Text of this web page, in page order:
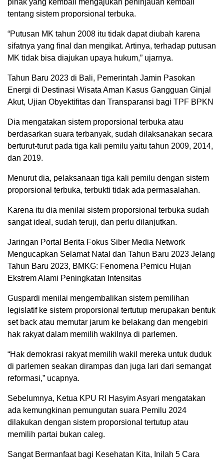
pihak yang kembali mengajukan peninjauan kembali
tentang sistem proporsional terbuka.
“Putusan MK tahun 2008 itu tidak dapat diubah karena
sifatnya yang final dan mengikat. Artinya, terhadap putusan
MK tidak bisa diajukan upaya hukum,” ujarnya.
Tahun Baru 2023 di Bali, Pemerintah Jamin Pasokan
Energi di Destinasi Wisata Aman Kasus Gangguan Ginjal
Akut, Ujian Obyektifitas dan Transparansi bagi TPF BPKN
Dia mengatakan sistem proporsional terbuka atau
berdasarkan suara terbanyak, sudah dilaksanakan secara
berturut-turut pada tiga kali pemilu yaitu tahun 2009, 2014,
dan 2019.
Menurut dia, pelaksanaan tiga kali pemilu dengan sistem
proporsional terbuka, terbukti tidak ada permasalahan.
Karena itu dia menilai sistem proporsional terbuka sudah
sangat ideal, sudah teruji, dan perlu dilanjutkan.
Jaringan Portal Berita Fokus Siber Media Network
Mengucapkan Selamat Natal dan Tahun Baru 2023 Jelang
Tahun Baru 2023, BMKG: Fenomena Pemicu Hujan
Ekstrem Alami Peningkatan Intensitas
Guspardi menilai mengembalikan sistem pemilihan
legislatif ke sistem proporsional tertutup merupakan bentuk
set back atau memutar jarum ke belakang dan mengebiri
hak rakyat dalam memilih wakilnya di parlemen.
“Hak demokrasi rakyat memilih wakil mereka untuk duduk
di parlemen seakan dirampas dan juga lari dari semangat
reformasi,” ucapnya.
Sebelumnya, Ketua KPU RI Hasyim Asyari mengatakan
ada kemungkinan pemungutan suara Pemilu 2024
dilakukan dengan sistem proporsional tertutup atau
memilih partai bukan caleg.
Sangat Bermanfaat bagi Kesehatan Kita, Inilah 5 Cara